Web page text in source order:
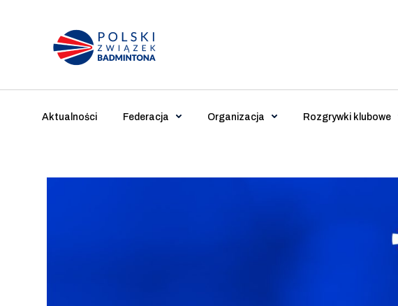
Main Navigation
Aktualności Federacja Organizacja Rozgrywki klubowe